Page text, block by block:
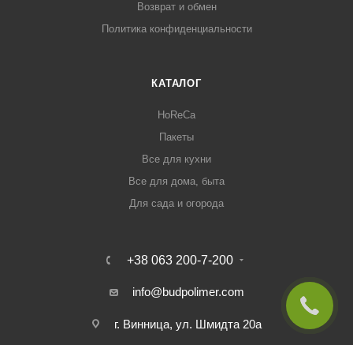
Возврат и обмен
Политика конфиденциальности
КАТАЛОГ
HoReCa
Пакеты
Все для кухни
Все для дома, быта
Для сада и огорода
+38 063 200-7-200
info@budpolimer.com
г. Винница, ул. Шмидта 20а